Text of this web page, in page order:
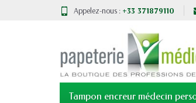
Appelez-nous : +33 371879110
Tampon encreur médecin